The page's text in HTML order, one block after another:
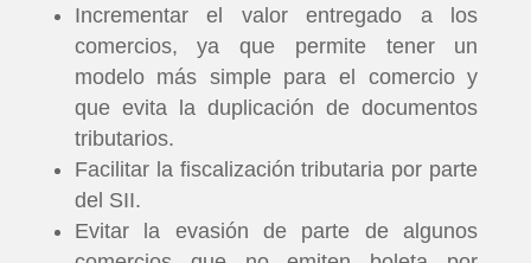
Incrementar el valor entregado a los
comercios, ya que permite tener un
modelo más simple para el comercio y
que evita la duplicación de documentos
tributarios.
Facilitar la fiscalización tributaria por parte
del SII.
Evitar la evasión de parte de algunos